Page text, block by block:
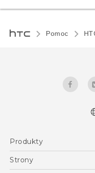
Pomoc
Instrukcje
Produkty
Smartfony
Strony